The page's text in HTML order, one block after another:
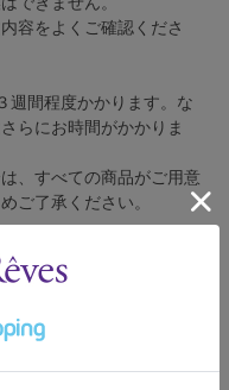
容をよくご確認くださ
週間程度かかります。な
らにお時間がかかりま
、すべての商品がご用意
ご了承ください。
確認後の製造となりま
。
良品と交換いたしますの